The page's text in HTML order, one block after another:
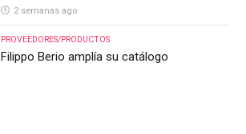
2 semanas ago
PROVEEDORES/PRODUCTOS
Filippo Berio amplía su catálogo